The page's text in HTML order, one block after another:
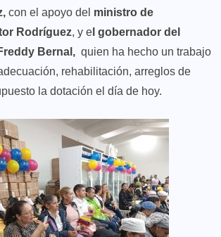
con el apoyo del ministro de
Rodríguez, y e l gobernador del
Bernal, quien ha hecho un trabajo
rehabilitación, arreglos de
la dotación el día de hoy.